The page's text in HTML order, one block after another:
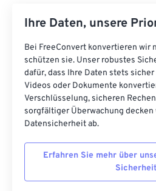
Ihre Daten, unsere
Bei FreeConvert konvertieren wir
schützen sie. Unser robustes
dafür, dass Ihre Daten stets
Videos oder Dokumente
Verschlüsselung, sicheren
sorgfältiger Überwachung
Datensicherheit ab.
Erfahren Sie mehr über
Sicherheit